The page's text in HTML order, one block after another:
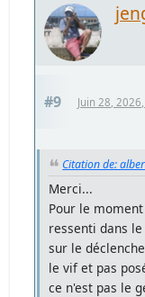
#9 Juin 28,
Citation de:
Merci...
Pour le
ressenti dans
sur le
le vif et pas
ce n'est pas le